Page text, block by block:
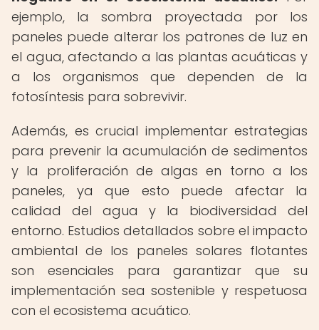
ejemplo, la sombra proyectada por los
paneles puede alterar los patrones de luz en
el agua, afectando a las plantas acuáticas y
a los organismos que dependen de la
fotosíntesis para sobrevivir.
Además, es crucial implementar estrategias
para prevenir la acumulación de sedimentos
y la proliferación de algas en torno a los
paneles, ya que esto puede afectar la
calidad del agua y la biodiversidad del
entorno. Estudios detallados sobre el impacto
ambiental de los paneles solares flotantes
son esenciales para garantizar que su
implementación sea sostenible y respetuosa
con el ecosistema acuático.